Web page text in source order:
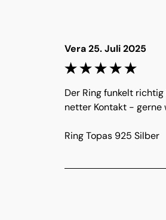
Vera 25. Juli 2025
Der Ring funkelt
netter Kontakt - gerne
Ring Topas 925 Silber